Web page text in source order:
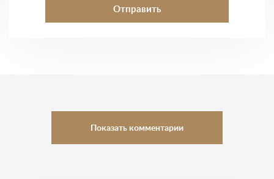
Комментарии (0)
Введите Имя